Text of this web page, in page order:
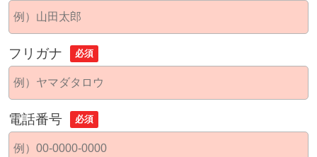
フリガナ 必須
電話番号 必須